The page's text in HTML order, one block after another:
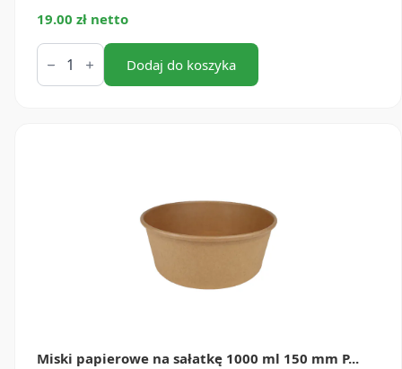
19.00 zł netto
ilość
Miski
papierowe
na
Dodaj do koszyka
Miski papierowe na sałatkę 1000 ml 150 mm P...